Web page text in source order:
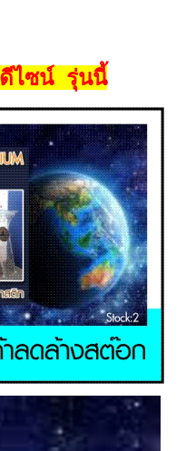
ไซน์ รุ่นนี้